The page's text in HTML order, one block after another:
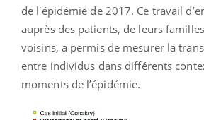
de l'épidémie de 2017. Ce travail
auprès des patients, de leurs
voisins, a permis de mesurer la
entre individus dans différents
moments de l’épidémie.